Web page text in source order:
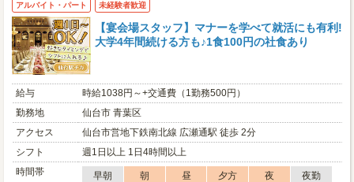
アルバイト・パート 未経験者歓迎
【宴会場スタッフ】マナーを学べて就活にも有利!
大学4年間続ける方も♪1食100円の社食あり
給与
時給1038円～+交通費（1勤務500円）
勤務地
仙台市 青葉区
アクセス
仙台市営地下鉄南北線 広瀬通駅 徒歩 2分
シフト
週1日以上 1日4時間以上
時間帯
早朝 朝 昼 夕方 夜
夜勤